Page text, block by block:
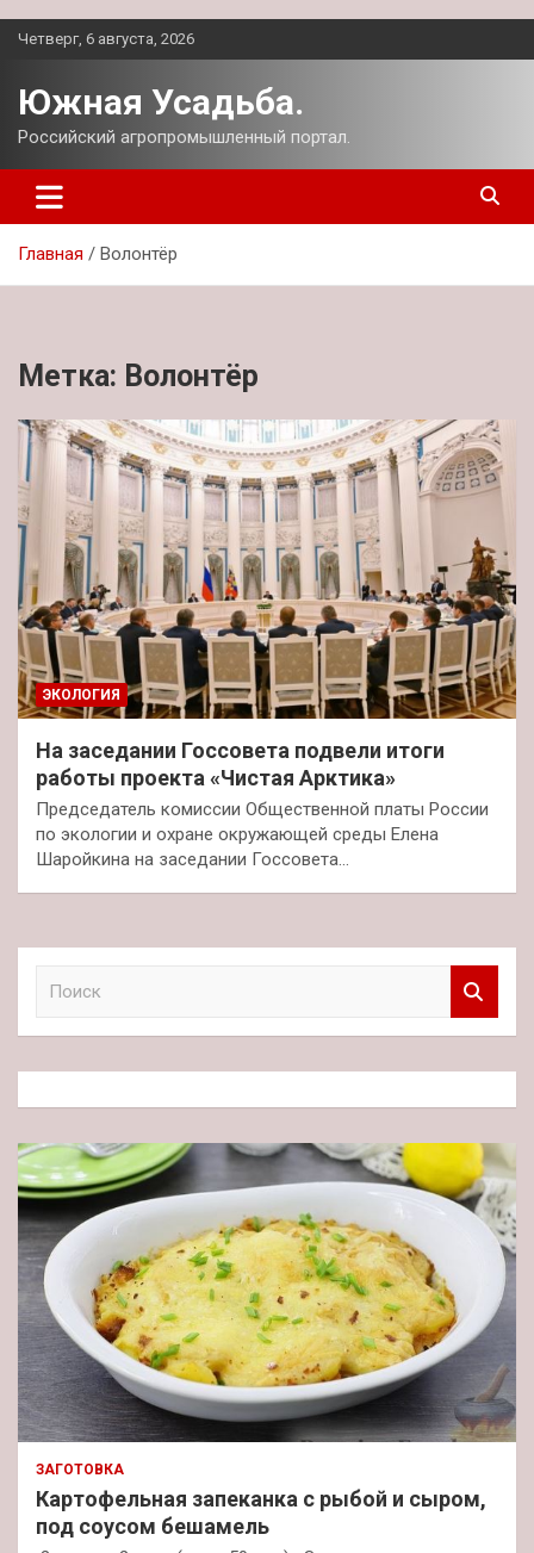
Перейти
Четверг, 6 августа, 2026
Южная Усадьба.
Российский агропромышленный портал.
Главная Волонтёр
Метка: Волонтёр
ЭКОЛОГИЯ
На заседании Госсовета подвели итоги
работы проекта «Чистая Арктика»
Председатель комиссии Общественной платы России
по экологии и охране окружающей среды Елена
Шаройкина на заседании Госсовета…
к
ЗАГОТОВКА
Картофельная запеканка с рыбой и сыром,
под соусом бешамель